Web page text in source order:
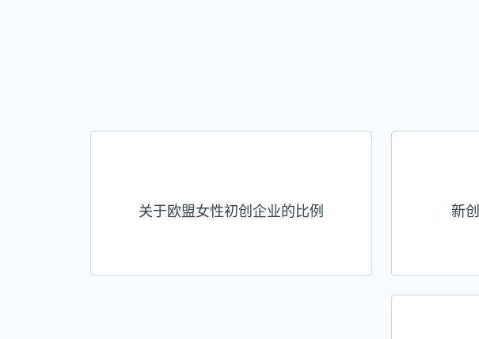
关于欧盟女性初创企业的比例 新